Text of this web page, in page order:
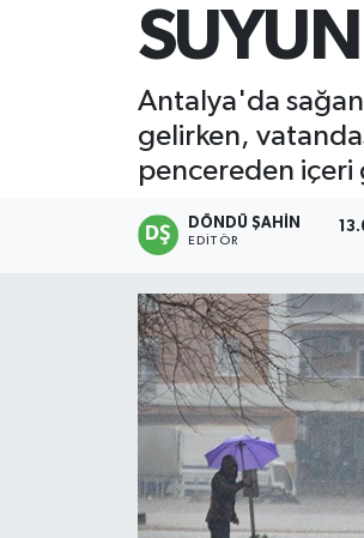
Antalya'da
gelirken,
pencereden içeri
DÖNDÜ ŞAHİN
EDITÖR